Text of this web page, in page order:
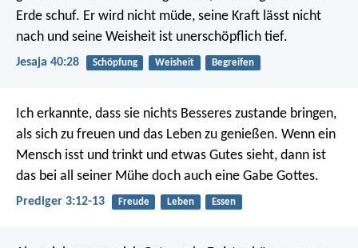
Erde schuf. Er wird nicht müde, seine Kraft lässt nicht
nach und seine Weisheit ist unerschöpflich tief.
Jesaja 40:28 Schöpfung Weisheit Begreifen
Ich erkannte, dass sie nichts Besseres zustande bringen,
als sich zu freuen und das Leben zu genießen. Wenn ein
Mensch isst und trinkt und etwas Gutes sieht, dann ist
das bei all seiner Mühe doch auch eine Gabe Gottes.
Prediger 3:12-13 Freude Leben Essen